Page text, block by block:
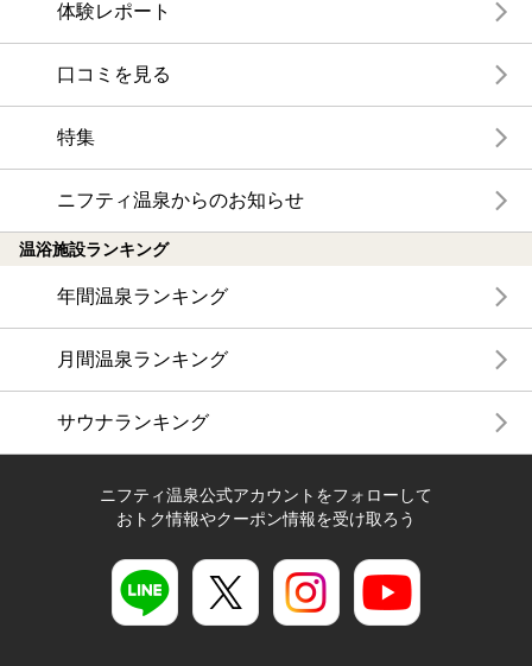
体験レポート
口コミを見る
特集
ニフティ温泉からのお知らせ
温浴施設ランキング
年間温泉ランキング
月間温泉ランキング
サウナランキング
ニフティ温泉公式アカウントをフォローして
おトク情報やクーポン情報を受け取ろう